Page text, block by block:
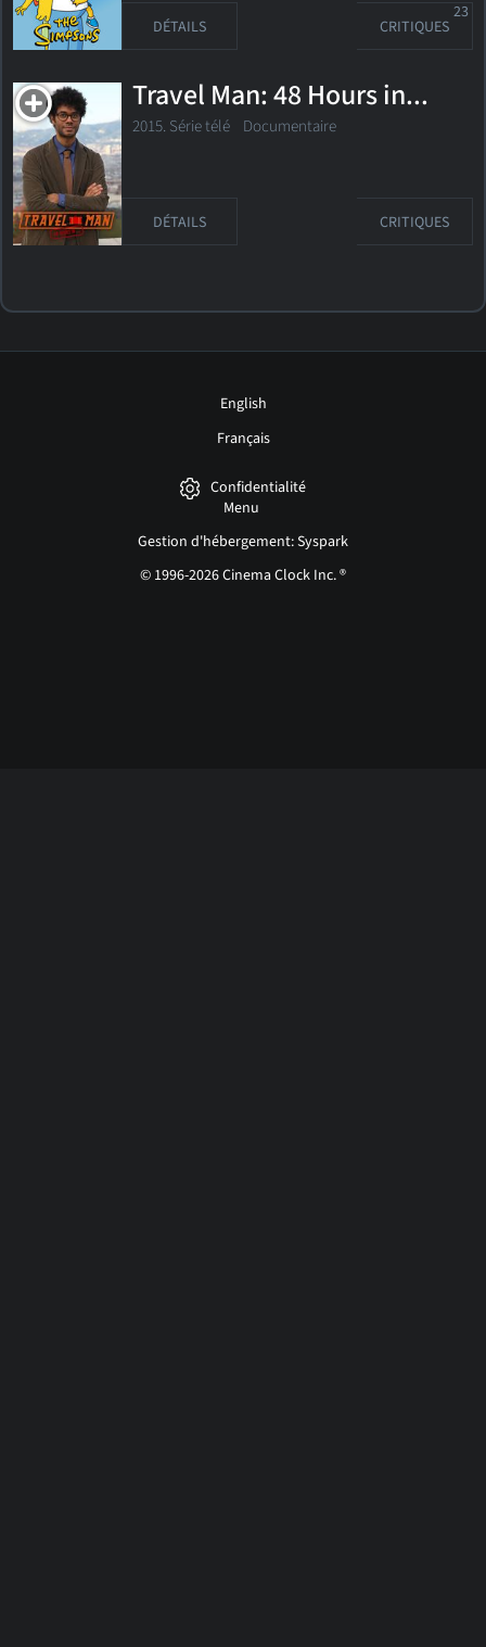
DÉTAILS CRITIQUES
23
Travel Man: 48 Hours in...
2015. Série télé Documentaire
DÉTAILS CRITIQUES
English
Français
Confidentialité
Menu
Gestion d'hébergement: Syspark
© 1996-2026 Cinema Clock Inc. ®